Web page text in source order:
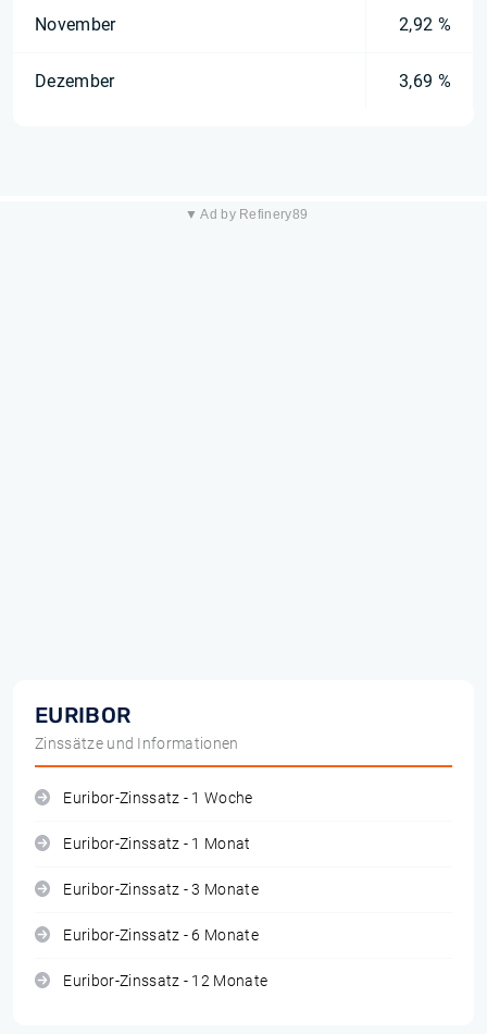
November 2,92 %
Dezember 3,69 %
▼ Ad by Refinery89
EURIBOR
Zinssätze und Informationen
Euribor-Zinssatz - 1 Woche
Euribor-Zinssatz - 1 Monat
Euribor-Zinssatz - 3 Monate
Euribor-Zinssatz - 6 Monate
Euribor-Zinssatz - 12 Monate